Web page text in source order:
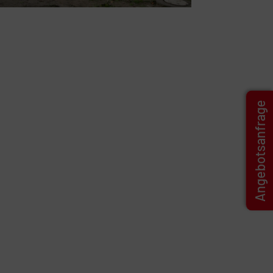
Angebotsanfrage